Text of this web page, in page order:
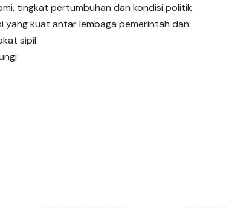
tingkat pertumbuhan dan kondisi politik.
yang kuat antar lembaga pemerintah dan
sipil.